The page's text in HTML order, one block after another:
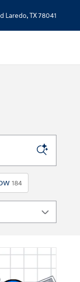
Laredo,TX78041
184